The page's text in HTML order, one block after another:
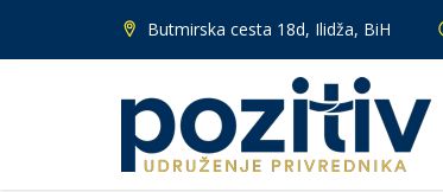
Butmirska cesta 18d, Ilidža, BiH